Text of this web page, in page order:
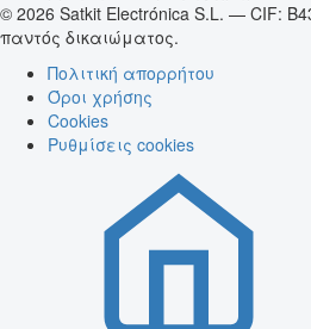
© 2026 Satkit Electrónica S.L. — CIF:
παντός δικαιώματος.
Πολιτική απορρήτου
Όροι χρήσης
Cookies
Ρυθμίσεις cookies